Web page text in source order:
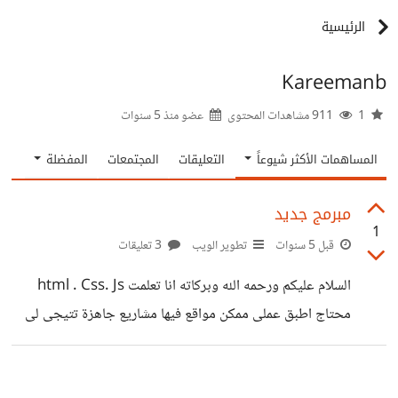
الرئيسية
Kareemanb
عضو منذ5 سنوات
المساهمات الأكثر شيوعاً التعليقات المجتمعات المفضلة
1
مبرمج جديد
قبل 5 سنوات تطوير الويب
السلام عليكم ورحمه الله وبركاته انا تعلمت html . Css. Js
محتاج اطبق عملى ممكن مواقع فيها مشاريع جاهزة تتيجى لى
العلم منها